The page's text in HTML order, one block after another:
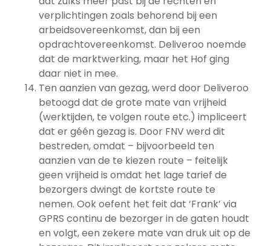
verplichtingen zoals behorend bij een
arbeidsovereenkomst, dan bij een
opdrachtovereenkomst. Deliveroo noemde
dat de marktwerking, maar het Hof ging
daar niet in mee.
Ten aanzien van gezag, werd door Deliveroo
betoogd dat de grote mate van vrijheid
(werktijden, te volgen route etc.) impliceert
dat er géén gezag is. Door FNV werd dit
bestreden, omdat – bijvoorbeeld ten
aanzien van de te kiezen route – feitelijk
geen vrijheid is omdat het lage tarief de
bezorgers dwingt de kortste route te
nemen. Ook oefent het feit dat ‘Frank’ via
GPRS continu de bezorger in de gaten houdt
en volgt, een zekere mate van druk uit op de